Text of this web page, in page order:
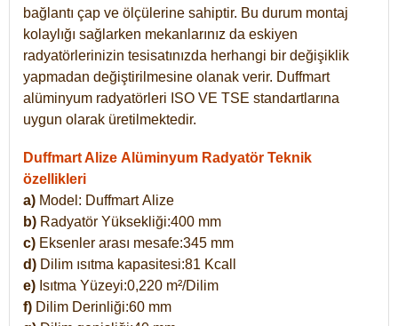
bağlantı çap ve ölçülerine sahiptir. Bu durum montaj
kolaylığı sağlarken mekanlarınız da eskiyen
radyatörlerinizin tesisatınızda herhangi bir değişiklik
yapmadan değiştirilmesine olanak verir. Duffmart
alüminyum radyatörleri ISO VE TSE standartlarına
uygun olarak üretilmektedir.
Duffmart Alize Alüminyum Radyatör Teknik
özellikleri
a) Model: DuffmartAlize
b) Radyatör Yüksekliği:400 mm
c) Eksenler arası mesafe:345 mm
d) Dilim ısıtma kapasitesi:81 Kcall
e) Isıtma Yüzeyi:0,220 m²/Dilim
f) Dilim Derinliği:60 mm